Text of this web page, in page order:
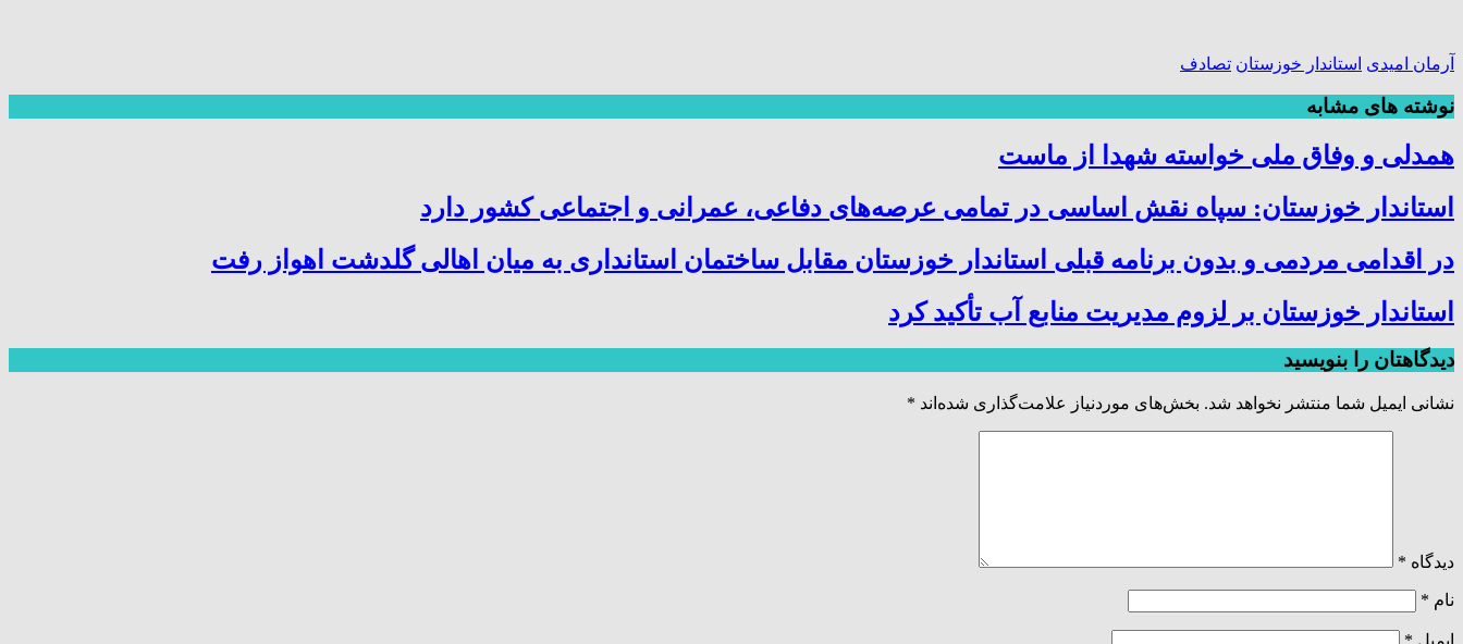
آرمان امیدی استاندار خوزستان تصادف
نوشته های مشابه
همدلی و وفاق ملی خواسته‌ شهدا از ماست
استاندار خوزستان: سپاه نقش اساسی در تمامی عرصه‌های دفاعی، عمرانی و اجتماعی کشور دارد
در اقدامی مردمی و بدون برنامه قبلی استاندار خوزستان مقابل ساختمان استانداری به میان اهالی گلدشت اهواز رفت
استاندار خوزستان بر لزوم مدیریت منابع آب تأکید کرد
دیدگاهتان را بنویسید
نشانی ایمیل شما منتشر نخواهد شد. بخش‌های موردنیاز علامت‌گذاری شده‌اند *
دیدگاه *
نام *